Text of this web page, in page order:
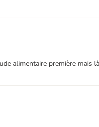
alimentaire première